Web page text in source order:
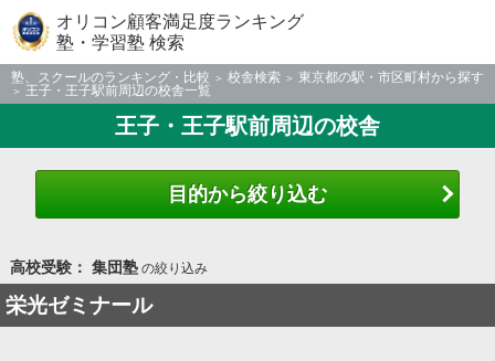
オリコン顧客満足度ランキング
塾・学習塾 検索
塾、スクールのランキング・比較 校舎検索
東京都の駅・市区町村から探す
王子・王子駅前周辺の校舎一覧
王子・王子駅前周辺の校舎
目的から絞り込む
高校受験： 集団塾の絞り込み
栄光ゼミナール